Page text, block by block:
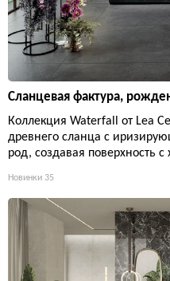
Сланцевая фактура,
Коллекция Waterfall от Lea
древнего сланца с
род, создавая поверхность
Новинки 35